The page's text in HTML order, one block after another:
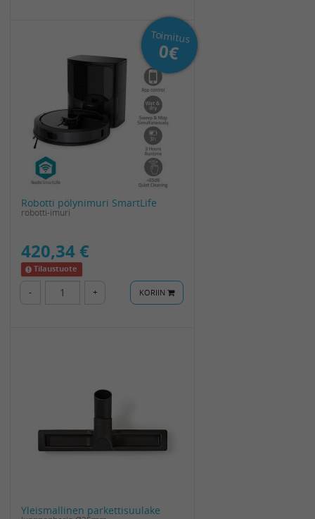
Toimitus
0€
Robotti pölynimuri SmartLife
robotti-imuri
420,34 €
Tilaustuote
- + KORIIN
Yleismallinen parkettisuulake